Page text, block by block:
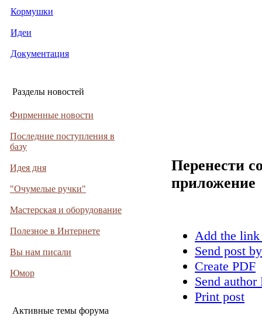
Кормушки
Идеи
Документация
Разделы новостей
Фирменные новости
Последние поступления в
базу
Идея дня
"Очумелые ручки"
Мастерская и оборудование
Полезное в Интернете
Вы нам писали
Юмор
Активные темы форума
Перенести
приложение
Add the
Send post
Create PDF
Send
Print post